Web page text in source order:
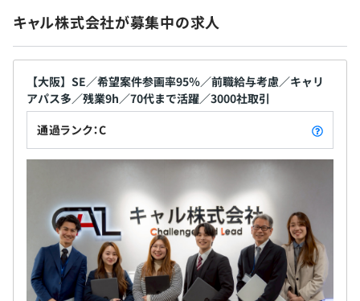
健康保険、厚生年金保険、雇用保険、労災保険
無期雇用
※試用期間中、雇用形態に変更はございません。
て仕事をしています！お客様、エンジニアさん双方
に喜んでいただけることがいちばんの魅力です。 未
経験から活躍している先輩社員も多く、サポートし
ていく体制は万全です！社員一人ひとりを大切に
し、風通しの良い社風の中で会社とともに成長して
いけるところが当社の魅力です！
キャル株式会社が募集中の求人
【大阪】SE／希望案件参画率95％／前職給与考慮／キャリ
アパス多／残業9h／70代まで活躍／3000社取引
通過ランク：C